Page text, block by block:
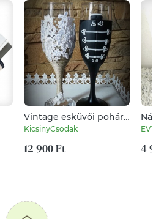
Vintage esküvői pohár
pár
KicsinyCsodak
12 900 Ft 4